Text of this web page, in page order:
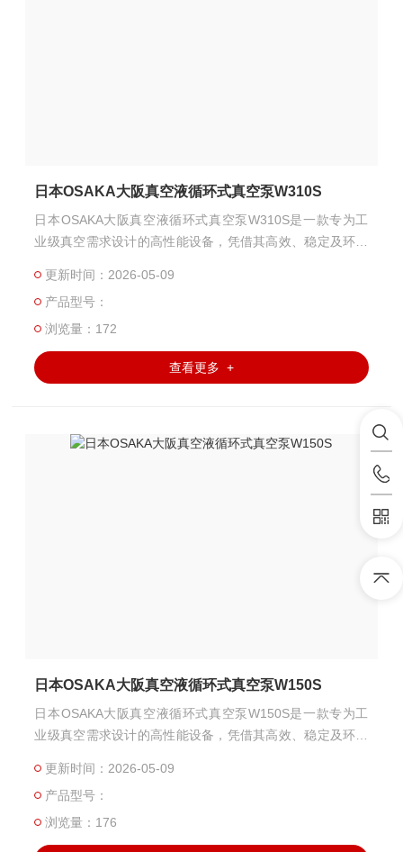
日本OSAKA大阪真空液循环式真空泵W310S
日本OSAKA大阪真空液循环式真空泵W310S是一款专为工
业级真空需求设计的高性能设备，凭借其高效、稳定及环保
更新时间：2026-05-09
产品型号：
浏览量：172
查看更多 +
日本OSAKA大阪真空液循环式真空泵W150S
日本OSAKA大阪真空液循环式真空泵W150S是一款专为工
业级真空需求设计的高性能设备，凭借其高效、稳定及环保
更新时间：2026-05-09
产品型号：
浏览量：176